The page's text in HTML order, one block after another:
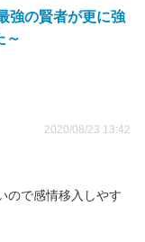
強の賢者が更に強
～
2020/08/23 13:42
ので感情移入しやす